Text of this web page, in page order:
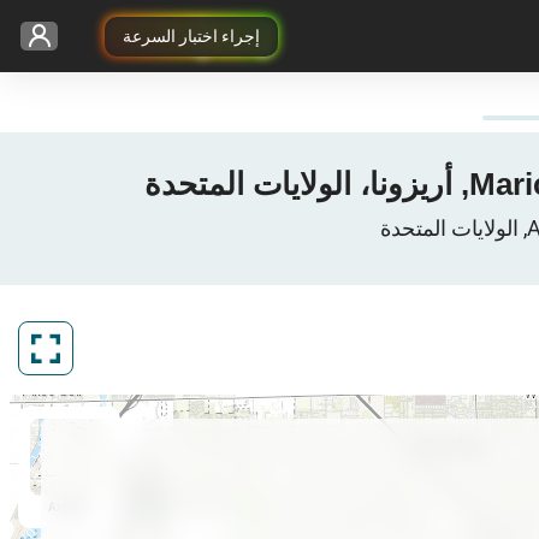
إجراء اختبار السرعة